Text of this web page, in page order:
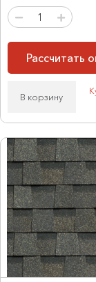
Рассчитать
В корзину